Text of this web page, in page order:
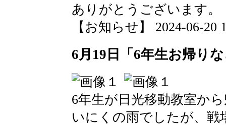
ありがとうございます。
【お知らせ】 2024-06-20
6月19日「6年生お帰り
6年生が日光移動教室か
いにくの雨でしたが、